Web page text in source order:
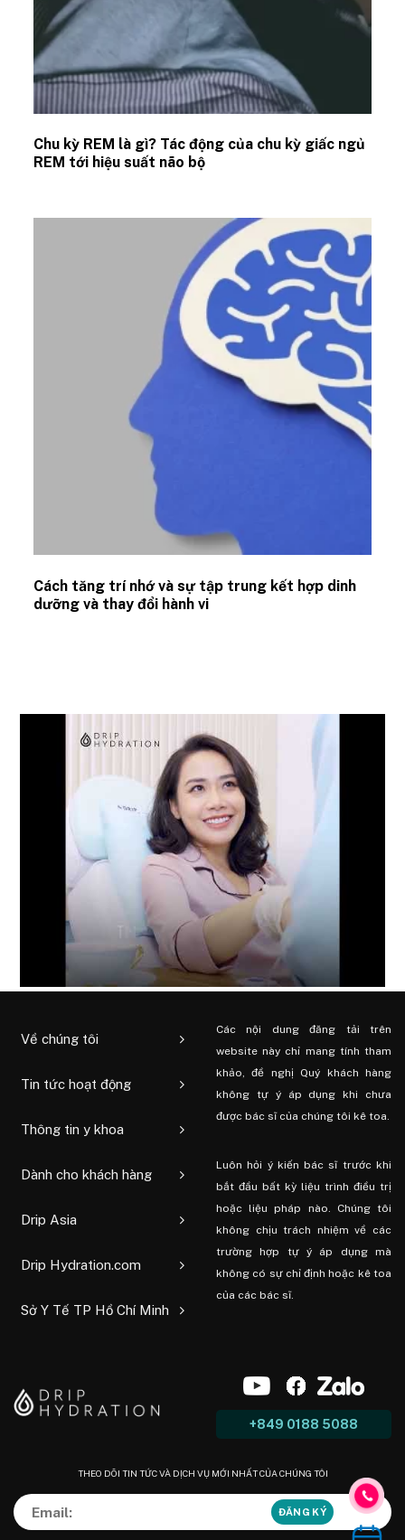
Chu kỳ REM là gì? Tác động của chu kỳ giấc ngủ
REM tới hiệu suất não bộ
Cách tăng trí nhớ và sự tập trung kết hợp dinh
dưỡng và thay đổi hành vi
Về chúng tôi
Tin tức hoạt động
Thông tin y khoa
Dành cho khách hàng
Drip Asia
Drip Hydration.com
Sở Y Tế TP Hồ Chí Minh
Các nội dung đăng tải trên
website này chỉ mang tính tham
khảo, đề nghị Quý khách hàng
không tự ý áp dụng khi chưa
được bác sĩ của chúng tôi kê toa.
Luôn hỏi ý kiến ​​bác sĩ trước khi
bắt đầu bất kỳ liệu trình điều trị
hoặc liệu pháp nào. Chúng tôi
không chịu trách nhiệm về các
trường hợp tự ý áp dụng mà
không có sự chỉ định hoặc kê toa
của các bác sĩ.
+849 0188 5088
THEO DÕI TIN TỨC VÀ DỊCH VỤ MỚI NHẤT CỦA CHÚNG TÔI